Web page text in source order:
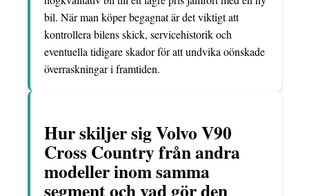
bil. När man köper begagnat är det viktigt att
kontrollera bilens skick, servicehistorik och
eventuella tidigare skador för att undvika oönskade
överraskningar i framtiden.
Hur skiljer sig Volvo V90
Cross Country från andra
modeller inom samma
segment och vad gör den